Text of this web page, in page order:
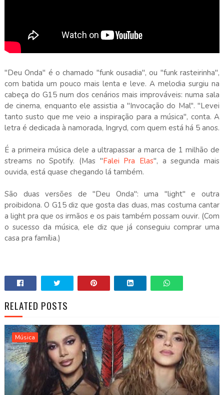
"Deu Onda" é o chamado "funk ousadia", ou "funk rasteirinha",
com batida um pouco mais lenta e leve. A melodia surgiu na
cabeça do G15 num dos cenários mais improváveis: numa sala
de cinema, enquanto ele assistia a "Invocação do Mal". "Levei
tanto susto que me veio a inspiração para a música", conta. A
letra é dedicada à namorada, Ingryd, com quem está há 5 anos.
É a primeira música dele a ultrapassar a marca de 1 milhão de
streams no Spotify. (Mas "Falei Pra Elas", a segunda mais
ouvida, está quase chegando lá também.
São duas versões de "Deu Onda": uma "light" e outra
proibidona. O G15 diz que gosta das duas, mas costuma cantar
a light pra que os irmãos e os pais também possam ouvir. (Com
o sucesso da música, ele diz que já conseguiu comprar uma
casa pra família.)
RELATED POSTS
Música